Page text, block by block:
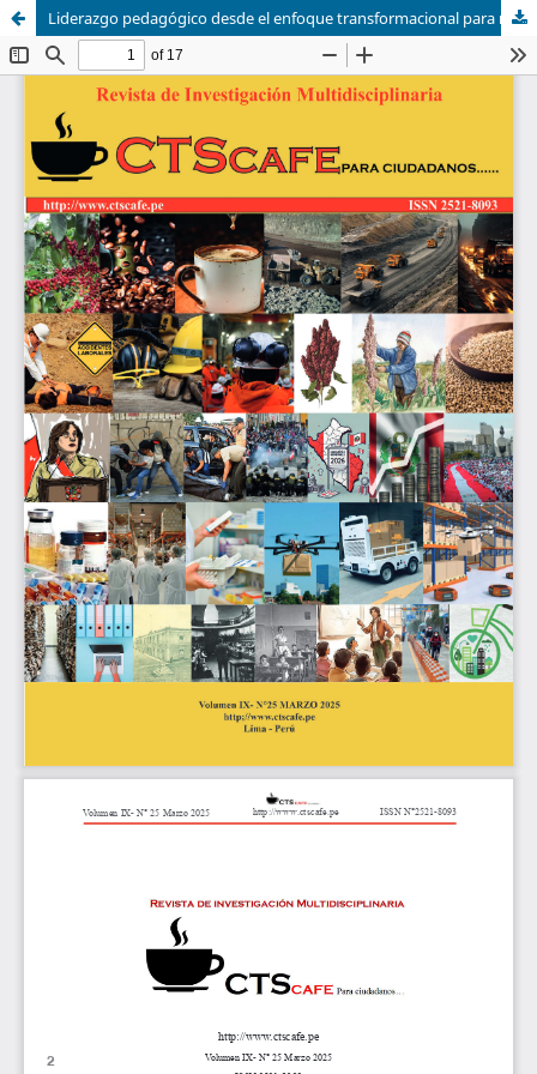
Liderazgo pedagógico desde el enfoque transformacional para mejorar el proceso de enseñanza histórica